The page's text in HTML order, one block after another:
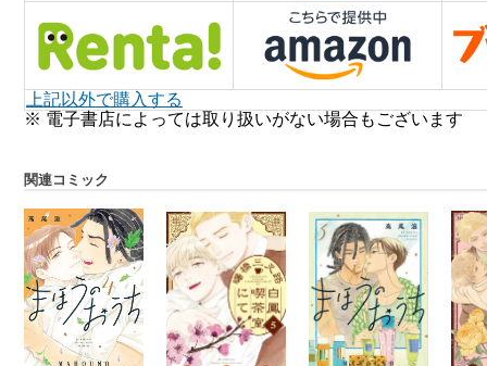
上記以外で購入する
※ 電子書店によっては取り扱いがない場合もございます
関連コミック